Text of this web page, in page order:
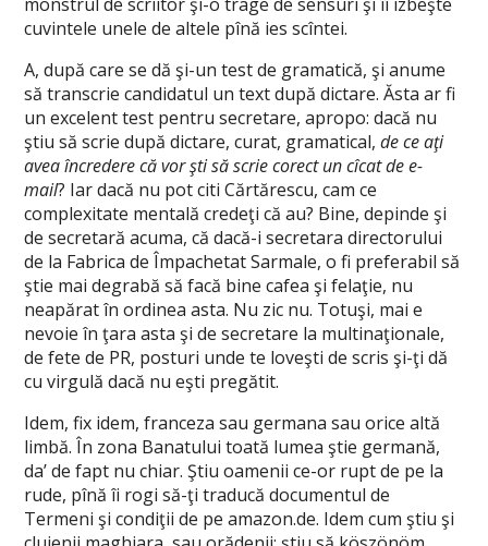
cuvintele unele de altele pînă ies scîntei.
A, după care se dă şi-un test de gramatică, şi anume
să transcrie candidatul un text după dictare. Ăsta ar fi
un excelent test pentru secretare, apropo: dacă nu
ştiu să scrie după dictare, curat, gramatical,de ce aţi
avea încredere că vor şti să scrie corect un cîcat de e-
mail? Iar dacă nu pot citi Cărtărescu, cam ce
complexitate mentală credeţi că au? Bine, depinde şi
de secretară acuma, că dacă-i secretara directorului
de la Fabrica de Împachetat Sarmale, o fi preferabil să
ştie mai degrabă să facă bine cafea şi felaţie, nu
neapărat în ordinea asta. Nu zic nu. Totuşi, mai e
nevoie în ţara asta şi de secretare la multinaţionale,
de fete de PR, posturi unde te loveşti de scris şi-ţi dă
cu virgulă dacă nu eşti pregătit.
Idem, fix idem, franceza sau germana sau orice altă
limbă. În zona Banatului toată lumea ştie germană,
da’ de fapt nu chiar. Ştiu oamenii ce-or rupt de pe la
rude, pînă îi rogi să-ţi traducă documentul de
Termeni şi condiţii de pe amazon.de. Idem cum ştiu şi